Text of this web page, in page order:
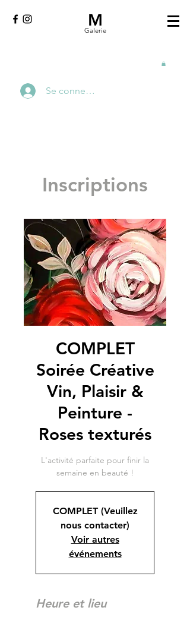
M
Galerie
Se connecter
Inscriptions
COMPLET
Soirée Créative
Vin, Plaisir &
Peinture -
Roses texturés
L'activité parfaite pour finir la
semaine en beauté !
COMPLET (Veuillez
nous contacter)
Voir autres
événements
Heure et lieu